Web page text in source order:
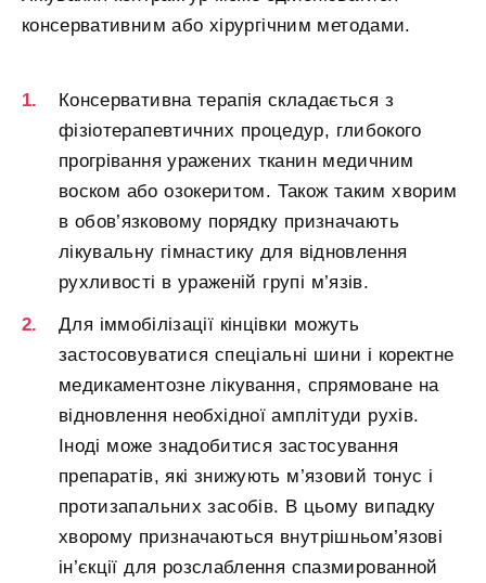
консервативним або хірургічним методами.
Консервативна терапія складається з
фізіотерапевтичних процедур, глибокого
прогрівання уражених тканин медичним
воском або озокеритом. Також таким хворим
в обов’язковому порядку призначають
лікувальну гімнастику для відновлення
рухливості в ураженій групі м’язів.
Для іммобілізації кінцівки можуть
застосовуватися спеціальні шини і коректне
медикаментозне лікування, спрямоване на
відновлення необхідної амплітуди рухів.
Іноді може знадобитися застосування
препаратів, які знижують м’язовий тонус і
протизапальних засобів. В цьому випадку
хворому призначаються внутрішньом’язові
ін’єкції для розслаблення спазмированной